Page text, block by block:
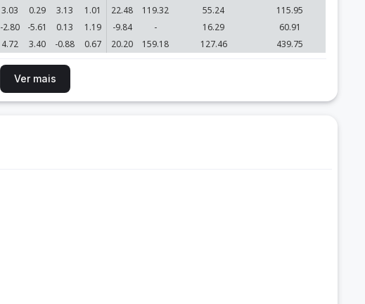
3.03 0.29 3.13 1.01 22.48 119.32 55.24 115.95
-2.80 -5.61 0.13 1.19 -9.84 - 16.29 60.91
4.72 3.40 -0.88 0.67 20.20 159.18 127.46 439.75
Ver mais